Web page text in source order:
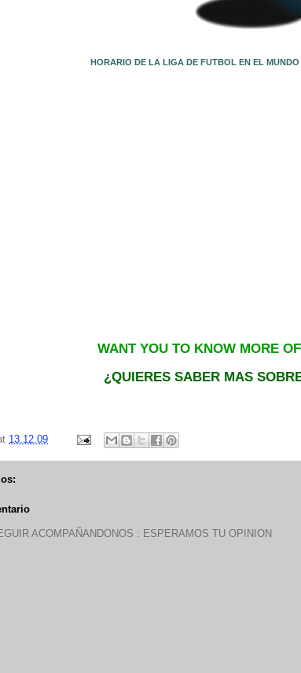
HORARIO DE LA LIGA DE FUTBOL EN EL
WANT YOU TO KNOW MORE
¿QUIERES SABER MAS
13.12.09
ACOMPAÑANDONOS : ESPERAMOS TU OPINION